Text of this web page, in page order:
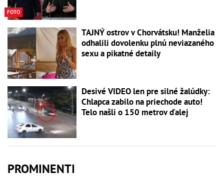
FOTO
TAJNÝ ostrov v Chorvátsku! Manželia
odhalili dovolenku plnú neviazaného
sexu a pikatné detaily
Desivé VIDEO len pre silné žalúdky:
Chlapca zabilo na priechode auto!
Telo našli o 150 metrov ďalej
PROMINENTI